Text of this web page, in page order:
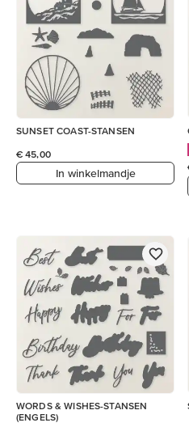
SUNSET COAST-STANSEN
€ 45,00
In winkelmandje
WORDS & WISHES-STANSEN
(ENGELS)